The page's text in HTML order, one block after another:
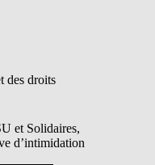
des droits
et Solidaires,
d’intimidation